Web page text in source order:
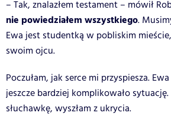
– Tak, znalazłem testament – mówił
nie powiedziałem wszystkiego.
Ewa jest studentką w pobliskim
swoim ojcu.
Poczułam, jak serce mi przyspiesza.
jeszcze bardziej komplikowało sytuację.
słuchawkę, wyszłam z ukrycia.